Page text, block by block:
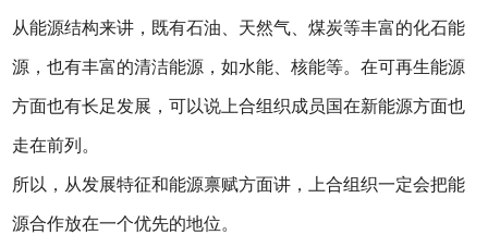
从能源结构来讲，既有石油、天然气、煤炭等丰富的化石能
源，也有丰富的清洁能源，如水能、核能等。在可再生能源
方面也有长足发展，可以说上合组织成员国在新能源方面也
走在前列。
所以，从发展特征和能源禀赋方面讲，上合组织一定会把能
源合作放在一个优先的地位。